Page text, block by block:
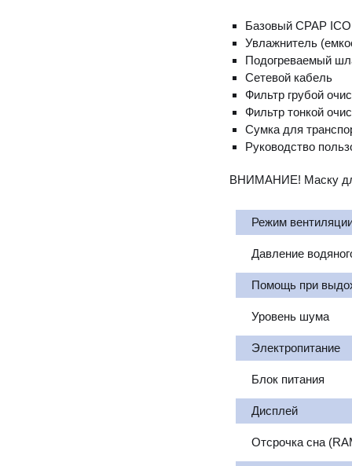
Базовый CPAP
Увлажнитель
Подогреваемый
Сетевой кабель
Фильтр грубой
Фильтр тонкой
Сумка для
Руководство
ВНИМАНИЕ! Маску
Режим
Давление
Помощь при
Уровень шума
Электропитание
Блок питания
Дисплей
Отсрочка сна